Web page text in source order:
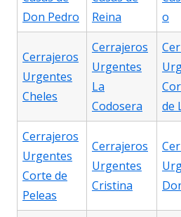
Don Pedro
Reina
o
Cerrajeros
Urgentes
Cheles
Cerrajeros
Urgentes
La
Codosera
de
Cerrajeros
Urgentes
Corte de
Peleas
Cerrajeros
Urgentes
Cristina